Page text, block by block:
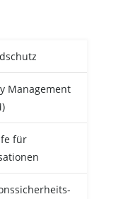
Manage­ment
für